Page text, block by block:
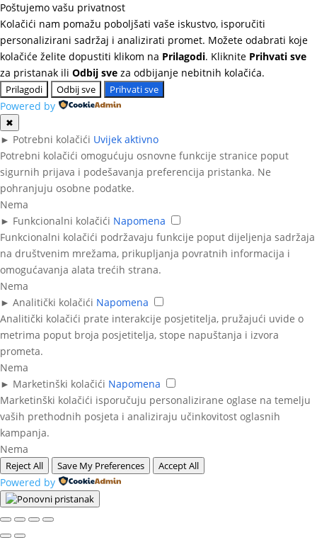
Poštujemo vašu privatnost
Kolačići nam pomažu poboljšati vaše iskustvo, isporučiti
personalizirani sadržaj i analizirati promet. Možete odabrati koje
kolačiće želite dopustiti klikom na Prilagodi. Kliknite Prihvati sve
za pristanak ili Odbij sve za odbijanje nebitnih kolačića.
Prilagodi Odbij sve Prihvati sve
Powered by
✖
► Potrebni kolačići Uvijek aktivno
Potrebni kolačići omogućuju osnovne funkcije stranice poput
sigurnih prijava i podešavanja preferencija pristanka. Ne
pohranjuju osobne podatke.
Nema
► Funkcionalni kolačići Napomena
Funkcionalni kolačići podržavaju funkcije poput dijeljenja sadržaja
na društvenim mrežama, prikupljanja povratnih informacija i
omogućavanja alata trećih strana.
Nema
► Analitički kolačići Napomena
Analitički kolačići prate interakcije posjetitelja, pružajući uvide o
metrima poput broja posjetitelja, stope napuštanja i izvora
prometa.
Nema
► Marketinški kolačići Napomena
Marketinški kolačići isporučuju personalizirane oglase na temelju
vaših prethodnih posjeta i analiziraju učinkovitost oglasnih
kampanja.
Nema
Reject All Save My Preferences Accept All
Powered by